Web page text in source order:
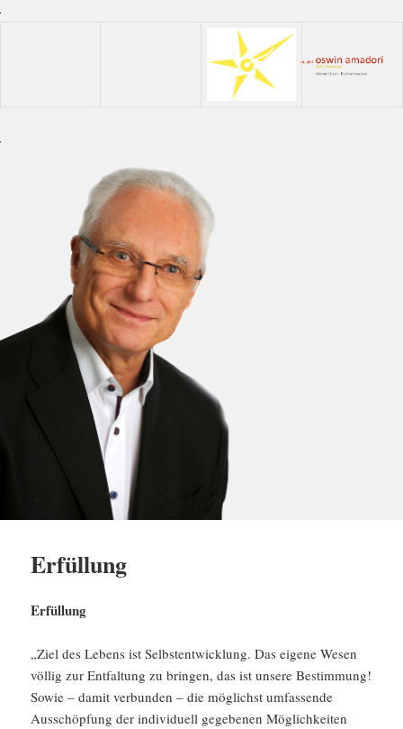
Erfüllung
Erfüllung
„Ziel des Lebens ist Selbstentwicklung. Das eigene Wesen
völlig zur Entfaltung zu bringen, das ist unsere Bestimmung!
Sowie – damit verbunden – die möglichst umfassende
Ausschöpfung der individuell gegebenen Möglichkeiten